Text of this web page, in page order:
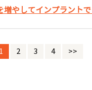
増やしてインプラント
1 2 3 4 >>